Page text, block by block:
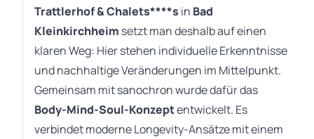
Trattlerhof & Chalets****s in Bad
Kleinkirchheim setzt man deshalb auf einen
klaren Weg: Hier stehen individuelle Erkenntnisse
und nachhaltige Veränderungen im Mittelpunkt.
Gemeinsam mit sanochron wurde dafür das
Body-Mind-Soul-Konzeptentwickelt. Es
verbindet moderne Longevity-Ansätze mit einem